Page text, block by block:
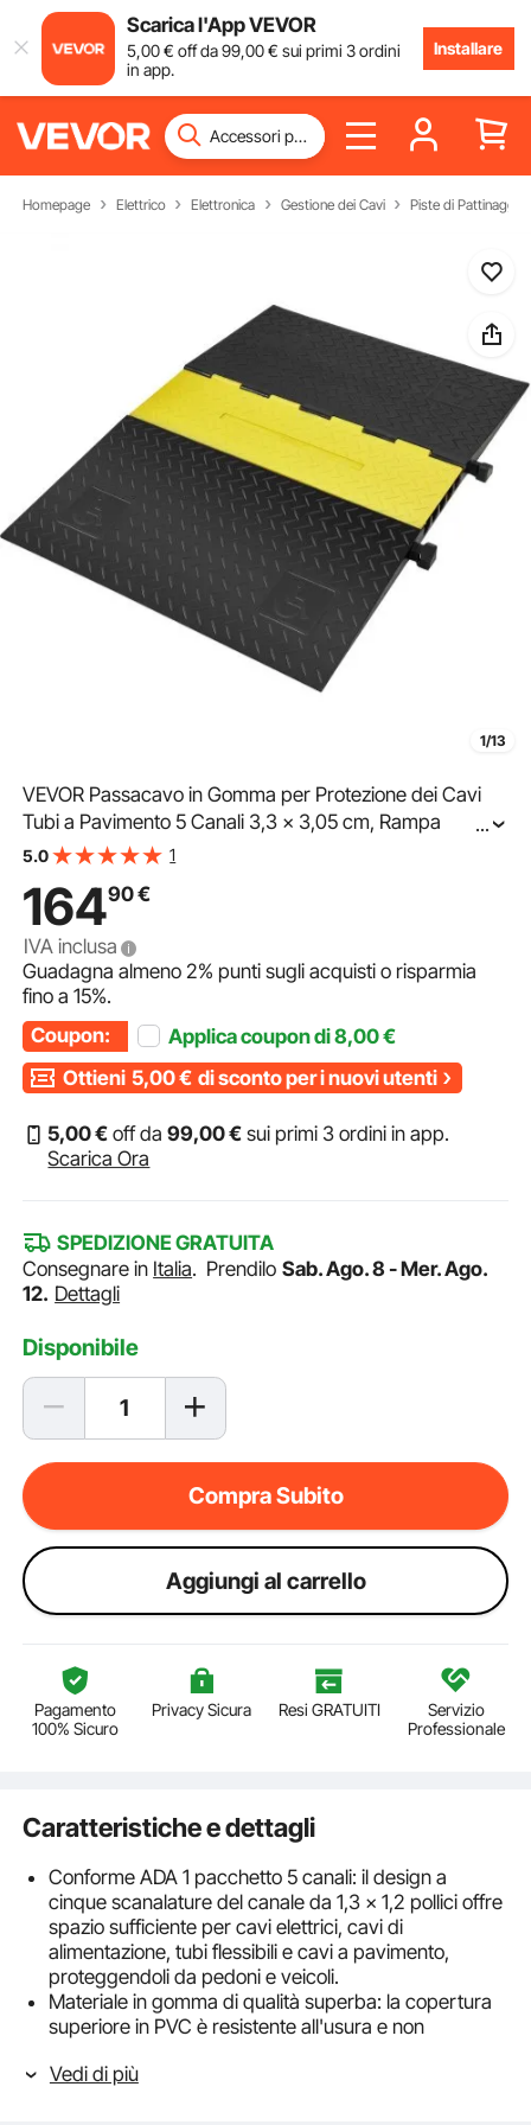
Scarica l'App VEVOR
5,00€ off da99,00€ sui primi 3 ordini
in app.
Installare
Homepage Elettrico Elettronica Gestione dei Cavi Piste di Pattinaggio
1/13
VEVOR Passacavo in Gomma per Protezione dei Cavi
Tubi a Pavimento 5 Canali 3,3 x 3,05 cm, Rampa
Passacavo Modulare Impermeabile Carico Max. 10000
...
5.0 1
16490€
IVA inclusa
Guadagna almeno2% punti sugli acquisti o risparmia
fino a15%.
Coupon:
Applica coupon di8,00€
Ottieni 5,00€ di sconto per i nuovi utenti
5,00€ off da99,00€ sui primi 3 ordini in app.
Scarica Ora
SPEDIZIONE GRATUITA
Consegnare in Italia. Prendilo Sab. Ago. 8 - Mer. Ago.
12. Dettagli
Disponibile
Compra Subito
Aggiungi al carrello
Pagamento
100% Sicuro
Privacy Sicura Resi GRATUITI
Servizio
Professionale
Caratteristiche e dettagli
Conforme ADA 1 pacchetto 5 canali: il design a
cinque scanalature del canale da 1,3 x 1,2 pollici offre
spazio sufficiente per cavi elettrici, cavi di
alimentazione, tubi flessibili e cavi a pavimento,
proteggendoli da pedoni e veicoli.
Materiale in gomma di qualità superba: la copertura
superiore in PVC è resistente all'usura e non
℉. Preparatevi a materiali e qualità che fanno quello
Vedi di più